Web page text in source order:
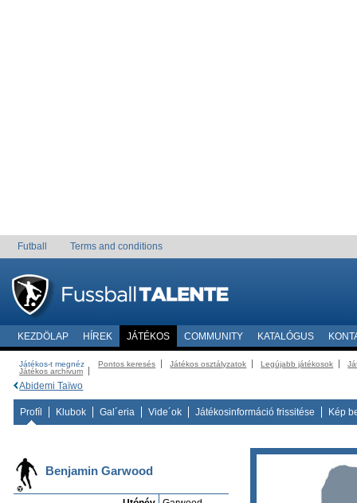
Futball Terms and conditions
KEZDÖLAP HÍREK JÁTÉKOS COMMUNITY KATALÓGUS
Játékos-t megnéz Pontos keresés Játékos osztályzatok Legújabb játékosok
Játékos archivum
Abidemi Taïwo
Profíl Klubok Gal´eria Vide´ok Játékosinformáció frissitése Kép
Benjamin Garwood